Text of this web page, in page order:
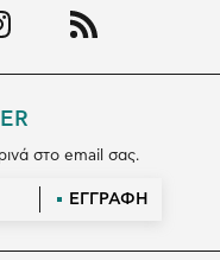
στο email σας.
ΕΓΓΡΑΦΗ